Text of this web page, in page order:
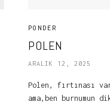
PONDER
POLEN
ARALIK 12, 2025
Polen, fırtınası
ama,ben burnumun